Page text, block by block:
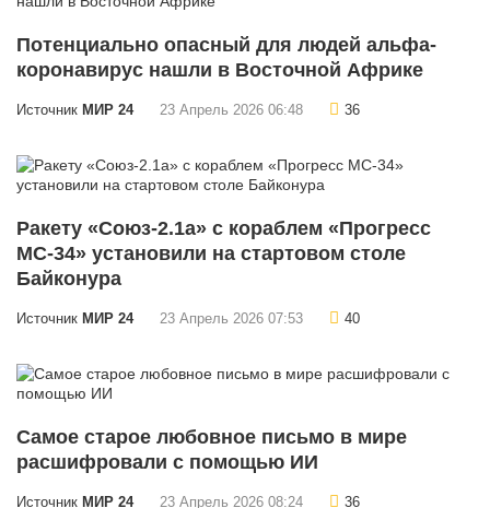
Потенциально опасный для людей альфа-
коронавирус нашли в Восточной Африке
Источник МИР 24 23 Апрель 2026 06:48 36
Ракету «Союз-2.1а» с кораблем «Прогресс
МС-34» установили на стартовом столе
Байконура
Источник МИР 24 23 Апрель 2026 07:53 40
Самое старое любовное письмо в мире
расшифровали с помощью ИИ
Источник МИР 24 23 Апрель 2026 08:24 36